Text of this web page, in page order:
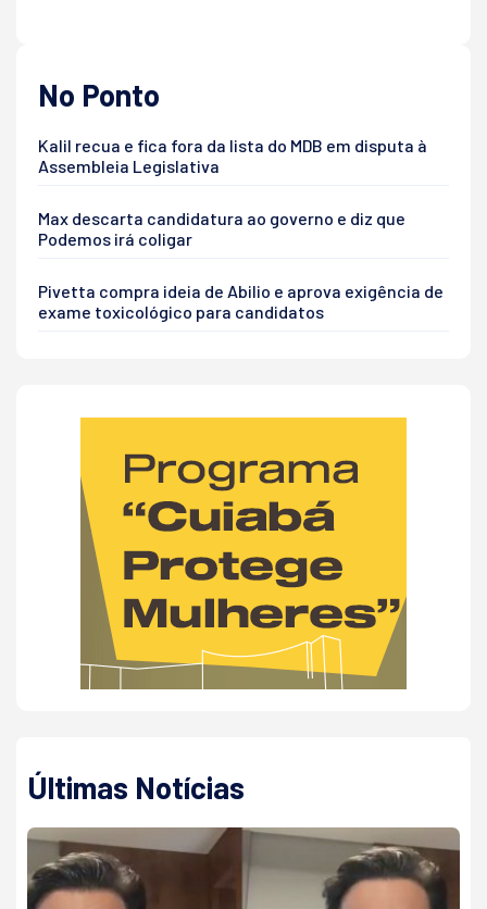
No Ponto
Kalil recua e fica fora da lista do MDB em disputa à
Assembleia Legislativa
Max descarta candidatura ao governo e diz que
Podemos irá coligar
Pivetta compra ideia de Abilio e aprova exigência de
exame toxicológico para candidatos
Últimas Notícias